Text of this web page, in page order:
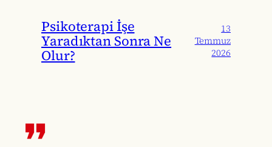
Psikoterapi İşe
Yaradıktan Sonra Ne
Olur?
13
Temmuz
2026